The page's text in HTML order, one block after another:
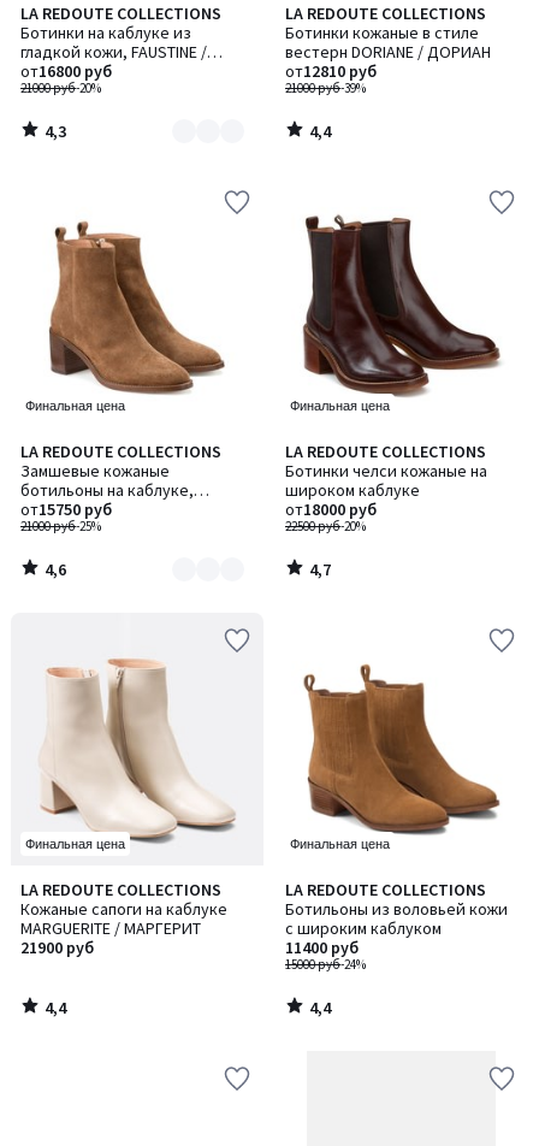
LA REDOUTE COLLECTIONS
Ботинки на каблуке из
гладкой кожи, FAUSTINE /
ФОСТИН
21000 руб-20%
от16800 руб
4,3
/ 5
Количество
цветов:
2
4,3
/
LA REDOUTE COLLECTIONS
Ботинки кожаные в стиле
вестерн DORIANE / ДОРИАН
21000 руб-39%
от12810 руб
4,4
/ 5
4,4
/
Финальная цена
LA REDOUTE COLLECTIONS
Замшевые кожаные
ботильоны на каблуке,
FAUSTINE / ФОСТИН
21000 руб-25%
от15750 руб
4,6
/ 5
Количество
цветов:
2
4,6
/
Финальная цена
LA REDOUTE COLLECTIONS
Ботинки челси кожаные на
широком каблуке
22500 руб-20%
от18000 руб
4,7
/ 5
4,7
/
Финальная цена
LA REDOUTE COLLECTIONS
Кожаные сапоги на каблуке
MARGUERITE / МАРГЕРИТ
21900 руб
4,4
/ 5
4,4
/
Финальная цена
LA REDOUTE COLLECTIONS
Ботильоны из воловьей кожи
с широким каблуком
15000 руб-24%
11400 руб
4,4
/ 5
4,4
/